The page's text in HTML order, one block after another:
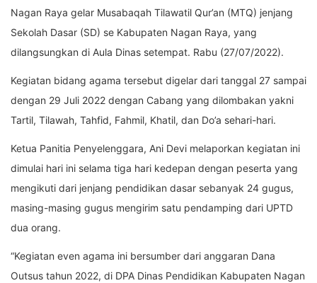
Nagan Raya gelar Musabaqah Tilawatil Qur’an (MTQ) jenjang
Sekolah Dasar (SD) se Kabupaten Nagan Raya, yang
dilangsungkan di Aula Dinas setempat. Rabu (27/07/2022).
Kegiatan bidang agama tersebut digelar dari tanggal 27 sampai
dengan 29 Juli 2022 dengan Cabang yang dilombakan yakni
Tartil, Tilawah, Tahfid, Fahmil, Khatil, dan Do’a sehari-hari.
Ketua Panitia Penyelenggara, Ani Devi melaporkan kegiatan ini
dimulai hari ini selama tiga hari kedepan dengan peserta yang
mengikuti dari jenjang pendidikan dasar sebanyak 24 gugus,
masing-masing gugus mengirim satu pendamping dari UPTD
dua orang.
“Kegiatan even agama ini bersumber dari anggaran Dana
Outsus tahun 2022, di DPA Dinas Pendidikan Kabupaten Nagan